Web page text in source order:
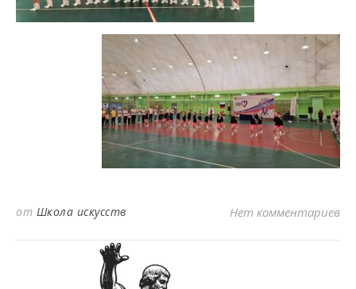
от Школа искусств Нет комментариев